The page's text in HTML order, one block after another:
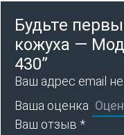
Будьте
кожуха —
430”
Ваш адрес email
Ваша оценка
Ваш отзыв *